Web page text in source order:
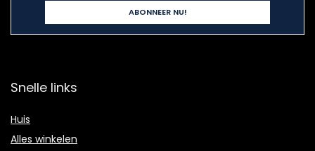
Snelle links
Huis
Alles winkelen